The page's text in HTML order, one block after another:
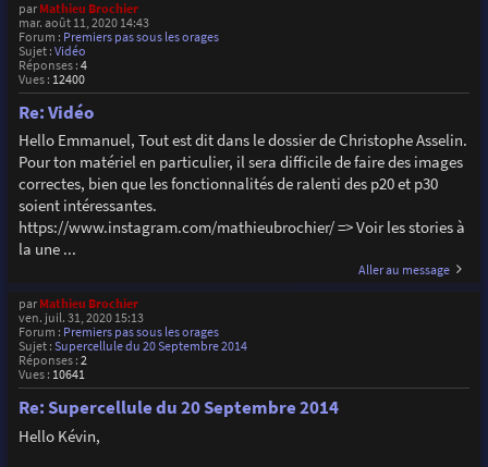
par Mathieu Brochier
mar. août 11, 2020 14:43
Forum : Premiers pas sous les orages
Sujet : Vidéo
Réponses : 4
Vues : 12400
Re: Vidéo
Hello Emmanuel, Tout est dit dans le dossier de Christophe Asselin.
Pour ton matériel en particulier, il sera difficile de faire des images
correctes, bien que les fonctionnalités de ralenti des p20 et p30
soient intéressantes.
https://www.instagram.com/mathieubrochier/ => Voir les stories à
la une ...
Aller au message
par Mathieu Brochier
ven. juil. 31, 2020 15:13
Forum : Premiers pas sous les orages
Sujet : Supercellule du 20 Septembre 2014
Réponses : 2
Vues : 10641
Re: Supercellule du 20 Septembre 2014
Hello Kévin,